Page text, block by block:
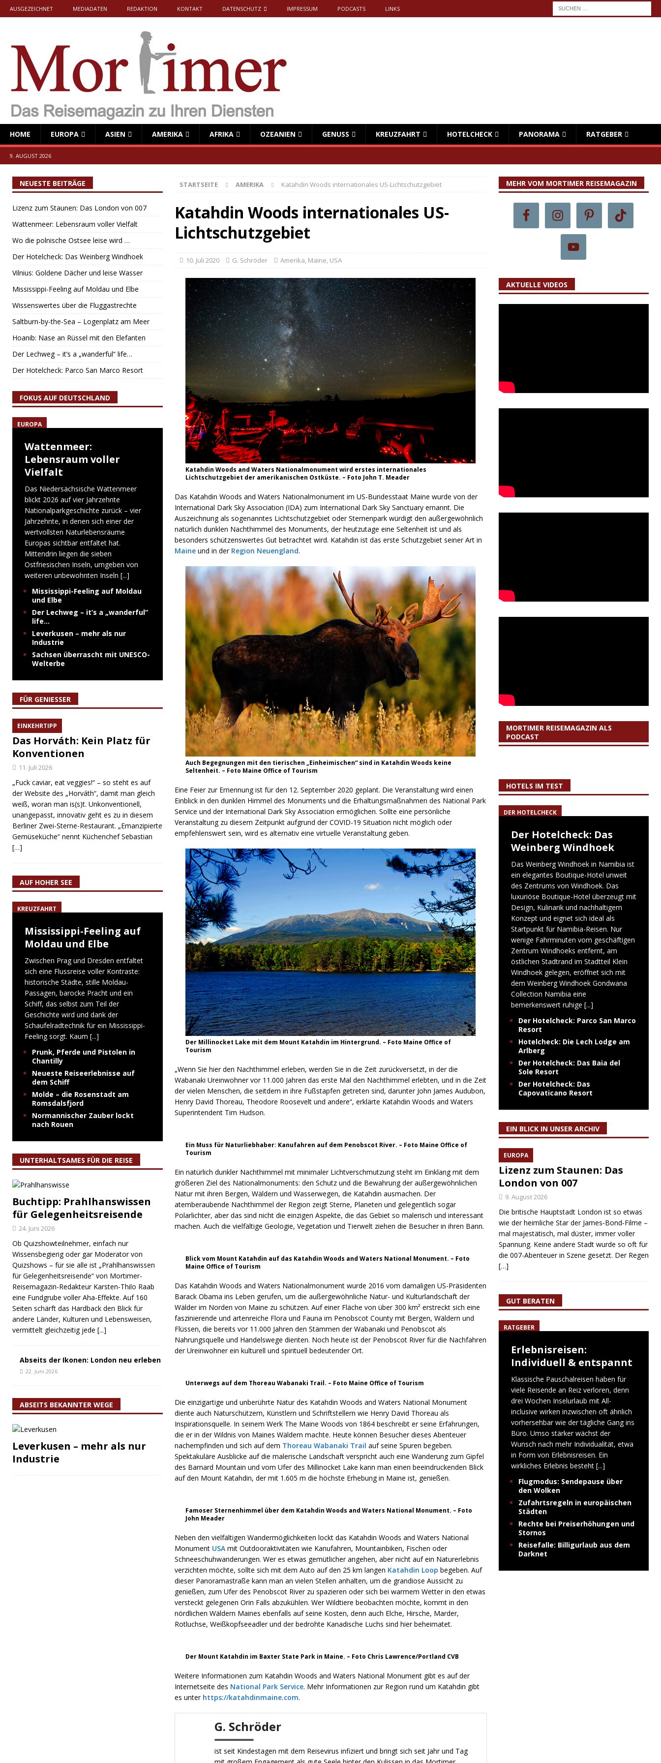
AUSGEZEICHNET MEDIADATEN REDAKTION KONTAKT DATENSCHUTZ IMPRESSUM PODCASTS LINKS
HOME EUROPA ASIEN AMERIKA AFRIKA OZEANIEN GENUSS KREUZFAHRT HOTELCHECK PANORAMA RATGEBER
9. AUGUST 2026
STARTSEITE AMERIKA Katahdin Woods internationales US-Lichtschutzgebiet
Katahdin Woods internationales US-
Lichtschutzgebiet
10. Juli 2020 G. Schröder Amerika, Maine, USA
Katahdin Woods and Waters Nationalmonument wird erstes internationales
Lichtschutzgebiet der amerikanischen Ostküste. – Foto John T. Meader
Das Katahdin Woods and Waters Nationalmonument im US-Bundesstaat Maine wurde von der
International Dark Sky Association (IDA) zum International Dark Sky Sanctuary ernannt. Die
Auszeichnung als sogenanntes Lichtschutzgebiet oder Sternenpark würdigt den außergewöhnlich
natürlich dunklen Nachthimmel des Monuments, der heutzutage eine Seltenheit ist und als
besonders schützenswertes Gut betrachtet wird. Katahdin ist das erste Schutzgebiet seiner Art in
Maineund in der Region Neuengland.
Auch Begegnungen mit den tierischen „Einheimischen“ sind in Katahdin Woods keine
Seltenheit. – Foto Maine Office of Tourism
Eine Feier zur Ernennung ist für den 12. September 2020 geplant. Die Veranstaltung wird einen
Einblick in den dunklen Himmel des Monuments und die Erhaltungsmaßnahmen des National Park
Service und der International Dark Sky Association ermöglichen. Sollte eine persönliche
Veranstaltung zu diesem Zeitpunkt aufgrund der COVID-19 Situation nicht möglich oder
empfehlenswert sein, wird es alternativ eine virtuelle Veranstaltung geben.
Der Millinocket Lake mit dem Mount Katahdin im Hintergrund. – Foto Maine Office of
Tourism
„Wenn Sie hier den Nachthimmel erleben, werden Sie in die Zeit zurückversetzt, in der die
Wabanaki Ureinwohner vor 11.000 Jahren das erste Mal den Nachthimmel erlebten, und in die Zeit
der vielen Menschen, die seitdem in ihre Fußstapfen getreten sind, darunter John James Audubon,
Henry David Thoreau, Theodore Roosevelt und andere“, erklärte Katahdin Woods and Waters
Superintendent Tim Hudson.
Ein Muss für Naturliebhaber: Kanufahren auf dem Penobscot River. – Foto Maine Office of
Tourism
Ein natürlich dunkler Nachthimmel mit minimaler Lichtverschmutzung steht im Einklang mit dem
größeren Ziel des Nationalmonuments: den Schutz und die Bewahrung der außergewöhnlichen
Natur mit ihren Bergen, Wäldern und Wasserwegen, die Katahdin ausmachen. Der
atemberaubende Nachthimmel der Region zeigt Sterne, Planeten und gelegentlich sogar
Polarlichter, aber das sind nicht die einzigen Aspekte, die das Gebiet so malerisch und interessant
machen. Auch die vielfältige Geologie, Vegetation und Tierwelt ziehen die Besucher in ihren Bann.
Blick vom Mount Katahdin auf das Katahdin Woods and Waters National Monument. – Foto
Maine Office of Tourism
Das Katahdin Woods and Waters Nationalmonument wurde 2016 vom damaligen US-Präsidenten
Barack Obama ins Leben gerufen, um die außergewöhnliche Natur- und Kulturlandschaft der
Wälder im Norden von Maine zu schützen. Auf einer Fläche von über 300 km² erstreckt sich eine
faszinierende und artenreiche Flora und Fauna im Penobscot County mit Bergen, Wäldern und
Flüssen, die bereits vor 11.000 Jahren den Stämmen der Wabanaki und Penobscot als
Nahrungsquelle und Handelswege dienten. Noch heute ist der Penobscot River für die Nachfahren
der Ureinwohner ein kulturell und spirituell bedeutender Ort.
Unterwegs auf dem Thoreau Wabanaki Trail. – Foto Maine Office of Tourism
Die einzigartige und unberührte Natur des Katahdin Woods and Waters National Monument
diente auch Naturschützern, Künstlern und Schriftstellern wie Henry David Thoreau als
Inspirationsquelle. In seinem Werk The Maine Woods von 1864 beschreibt er seine Erfahrungen,
die er in der Wildnis von Maines Wäldern machte. Heute können Besucher dieses Abenteuer
nachempfinden und sich auf dem Thoreau Wabanaki Trail auf seine Spuren begeben.
Spektakuläre Ausblicke auf die malerische Landschaft verspricht auch eine Wanderung zum Gipfel
des Barnard Mountain und vom Ufer des Millinocket Lake kann man einen beeindruckenden Blick
auf den Mount Katahdin, der mit 1.605 m die höchste Erhebung in Maine ist, genießen.
Famoser Sternenhimmel über dem Katahdin Woods and Waters National Monument. – Foto
John Meader
Neben den vielfältigen Wandermöglichkeiten lockt das Katahdin Woods and Waters National
Monument USAmit Outdooraktivitäten wie Kanufahren, Mountainbiken, Fischen oder
Schneeschuhwanderungen. Wer es etwas gemütlicher angehen, aber nicht auf ein Naturerlebnis
verzichten möchte, sollte sich mit dem Auto auf den 25 km langen Katahdin Loop begeben. Auf
dieser Panoramastraße kann man an vielen Stellen anhalten, um die grandiose Aussicht zu
genießen, zum Ufer des Penobscot River zu spazieren oder sich bei warmem Wetter in den etwas
versteckt gelegenen Orin Falls abzukühlen. Wer Wildtiere beobachten möchte, kommt in den
nördlichen Wäldern Maines ebenfalls auf seine Kosten, denn auch Elche, Hirsche, Marder,
Rotluchse, Weißkopfseeadler und der bedrohte Kanadische Luchs sind hier beheimatet.
Der Mount Katahdin im Baxter State Park in Maine. – Foto Chris Lawrence/Portland CVB
Weitere Informationen zum Katahdin Woods and Waters National Monument gibt es auf der
Internetseite des National Park Service. Mehr Informationen zur Region rund um Katahdin gibt
es unter https://katahdinmaine.com.
G. Schröder
ist seit Kindestagen mit dem Reisevirus infiziert und bringt sich seit Jahr und Tag
NEUESTE BEITRÄGE
Lizenz zum Staunen: Das London von 007
Wattenmeer: Lebensraum voller Vielfalt
Wo die polnische Ostsee leise wird …
Der Hotelcheck: Das Weinberg Windhoek
Vilnius: Goldene Dächer und leise Wasser
Mississippi-Feeling auf Moldau und Elbe
Wissenswertes über die Fluggastrechte
Saltburn-by-the-Sea – Logenplatz am Meer
Hoanib: Nase an Rüssel mit den Elefanten
Der Lechweg – it’s a „wanderful“ life…
Der Hotelcheck: Parco San Marco Resort
FOKUS AUF DEUTSCHLAND
EUROPA
Wattenmeer:
Lebensraum voller
Vielfalt
Das Niedersächsische Wattenmeer
blickt 2026 auf vier Jahrzehnte
Nationalparkgeschichte zurück – vier
Jahrzehnte, in denen sich einer der
wertvollsten Naturlebensräume
Europas sichtbar entfaltet hat.
Mittendrin liegen die sieben
Ostfriesischen Inseln, umgeben von
weiteren unbewohnten Inseln [...]
Mississippi-Feeling auf Moldau
und Elbe
Der Lechweg – it’s a „wanderful“
life…
Leverkusen – mehr als nur
Industrie
Sachsen überrascht mit UNESCO-
Welterbe
FÜR GENIESSER
EINKEHRTIPP
Das Horváth: Kein Platz für
Konventionen
11. Juli 2026
„Fuck caviar, eat veggies!“ – so steht es auf
der Website des „Horváth“, damit man gleich
weiß, woran man is(s)t. Unkonventionell,
unangepasst, innovativ geht es zu in diesem
Berliner Zwei-Sterne-Restaurant. „Emanzipierte
Gemüseküche“ nennt Küchenchef Sebastian
[…]
AUF HOHER SEE
KREUZFAHRT
Mississippi-Feeling auf
Moldau und Elbe
Zwischen Prag und Dresden entfaltet
sich eine Flussreise voller Kontraste:
historische Städte, stille Moldau-
Passagen, barocke Pracht und ein
Schiff, das selbst zum Teil der
Geschichte wird und dank der
Schaufelradtechnik für ein Mississippi-
Feeling sorgt. Kaum [...]
Prunk, Pferde und Pistolen in
Chantilly
Neueste Reiseerlebnisse auf
dem Schiff
Molde – die Rosenstadt am
Romsdalsfjord
Normannischer Zauber lockt
nach Rouen
UNTERHALTSAMES FÜR DIE REISE
Buchtipp: Prahlhanswissen
für Gelegenheitsreisende
24. Juni 2026
Ob Quizshowteilnehmer, einfach nur
Wissensbegierig oder gar Moderator von
Quizshows – für sie alle ist „Prahlhanswissen
für Gelegenheitsreisende“ von Mortimer-
Reisemagazin-Redakteur Karsten-Thilo Raab
eine Fundgrube voller Aha-Effekte. Auf 160
Seiten schärft das Hardback den Blick für
andere Länder, Kulturen und Lebensweisen,
vermittelt gleichzeitig jede [...]
Abseits der Ikonen: London neu erleben
22. Juni 2026
ABSEITS BEKANNTER WEGE
Leverkusen – mehr als nur
Industrie
MEHR VOM MORTIMER REISEMAGAZIN
AKTUELLE VIDEOS
MORTIMER REISEMAGAZIN ALS
PODCAST
HOTELS IM TEST
DER HOTELCHECK
Der Hotelcheck: Das
Weinberg Windhoek
Das Weinberg Windhoek in Namibia ist
ein elegantes Boutique-Hotel unweit
des Zentrums von Windhoek. Das
luxuriöse Boutique-Hotel überzeugt mit
Design, Kulinarik und nachhaltigem
Konzept und eignet sich ideal als
Startpunkt für Namibia-Reisen. Nur
wenige Fahrminuten vom geschäftigen
Zentrum Windhoeks entfernt, am
östlichen Stadtrand im Stadtteil Klein
Windhoek gelegen, eröffnet sich mit
dem Weinberg Windhoek Gondwana
Collection Namibia eine
bemerkenswert ruhige [...]
Der Hotelcheck: Parco San Marco
Resort
Hotelcheck: Die Lech Lodge am
Arlberg
Der Hotelcheck: Das Baia del
Sole Resort
Der Hotelcheck: Das
Capovaticano Resort
EIN BLICK IN UNSER ARCHIV
EUROPA
Lizenz zum Staunen: Das
London von 007
9. August 2026
Die britische Hauptstadt London ist so etwas
wie der heimliche Star der James‑Bond‑Filme –
mal majestätisch, mal düster, immer voller
Spannung. Keine andere Stadt wurde so oft für
die 007-Abenteuer in Szene gesetzt. Der Regen
[…]
GUT BERATEN
RATGEBER
Erlebnisreisen:
Individuell & entspannt
Klassische Pauschalreisen haben für
viele Reisende an Reiz verloren, denn
drei Wochen Inselurlaub mit All-
inclusive wirken inzwischen oft ähnlich
vorhersehbar wie der tägliche Gang ins
Büro. Umso stärker wächst der
Wunsch nach mehr Individualität, etwa
in Form von Erlebnisreisen. Ein
wirkliches Erlebnis besteht [...]
Flugmodus: Sendepause über
den Wolken
Zufahrtsregeln in europäischen
Städten
Rechte bei Preiserhöhungen und
Stornos
Reisefalle: Billigurlaub aus dem
Darknet